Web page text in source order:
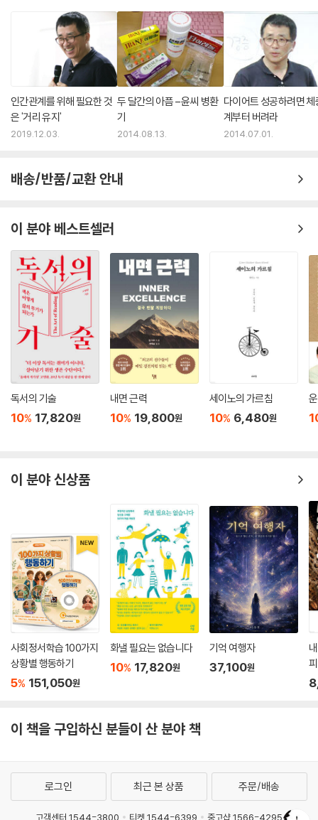
--- 본문 중에서
인간관계를 위해 필요한 것
은 '거리 유지'
2019.12.03.
두 달간의 아픔 – 윤씨 병환
기
2014.08.13.
다이어트 성공하려면 체
계부터 버려라
2014.07.01.
배송/반품/교환 안내
이 분야 베스트셀러
독서의 기술
10% 17,820원
내면 근력
10% 19,800원
세이노의 가르침
10% 6,480원
이 분야 신상품
사회정서학습 100가지
상황별 행동하기
5% 151,050원
화낼 필요는 없습니다
10% 17,820원
기억 여행자
37,100원
이 책을 구입하신 분들이 산 분야 책
로그인 최근 본 상품 주문/배송
고객센터 1544-3800 티켓 1544-6399 중고샵 1566-4295